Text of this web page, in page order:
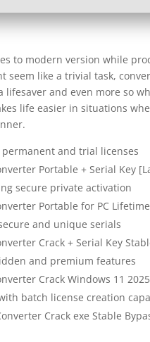
to modern version while
seem like a trivial task,
lifesaver and even more so
life easier in situations
and trial licenses
Portable + Serial Key
secure private activation
Portable for PC
and unique serials
Crack + Serial Key
and premium features
Crack Windows 11 2025
batch license creation
Crack exe Stable